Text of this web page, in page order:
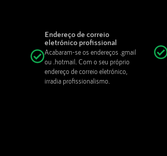
Endereço de correio
eletrónico profissional
Acabaram-se os endereços .gmail
ou .hotmail. Com o seu próprio
endereço de correio eletrónico,
irradia profissionalismo.